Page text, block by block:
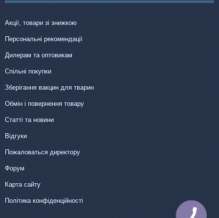
Акції, товари зі знижкою
Персональні рекомендації
Дилерам та оптовикам
Спільні покупки
Зберігання вакцин для тварин
Обмін і повернення товару
Статті та новини
Відгуки
Пожаловаться директору
Форум
Карта сайту
Політика конфіденційності
КНОПКА